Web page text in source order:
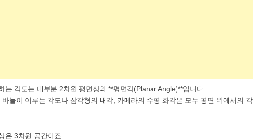
는 각도는 대부분 2차원 평면상의 **평면각(Planar Angle)**입니다.
늘이 이루는 각도나 삼각형의 내각, 카메라의 수평 화각은 모두 평면 위에서의 각
은 3차원 공간이죠.